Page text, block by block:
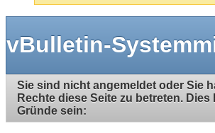
vBulletin-
Sie sind nicht angemeldet oder Sie
Rechte diese Seite zu betreten.
Gründe sein: